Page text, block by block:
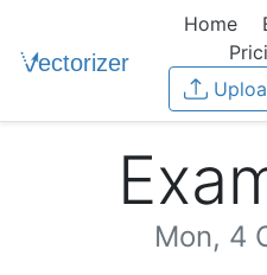
Home
Mon, 4